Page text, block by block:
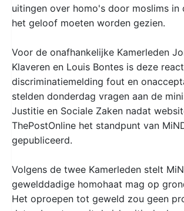
uitingen over homo's door moslims in
het geloof moeten worden gezien.
Voor de onafhankelijke Kamerleden
Klaveren en Louis Bontes is deze
discriminatiemelding fout en
stelden donderdag vragen aan de
Justitie en Sociale Zaken nadat
ThePostOnline het standpunt van
gepubliceerd.
Volgens de twee Kamerleden stelt
gewelddadige homohaat mag op
Het oproepen tot geweld zou geen